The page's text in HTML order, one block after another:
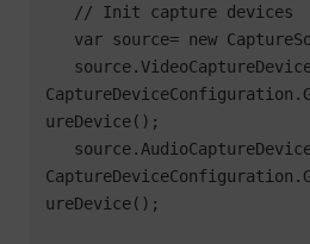
ureDevice();
ureDevice();